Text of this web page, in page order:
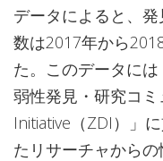
データによると、
数は2017年から
た。このデータに
弱性発見・研究コ
Initiative（ZDI）」
たリサーチャからの